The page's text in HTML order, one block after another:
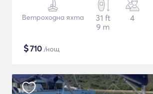
Ветроходна яхта
31 ft
9 m
4
$710 /нощ